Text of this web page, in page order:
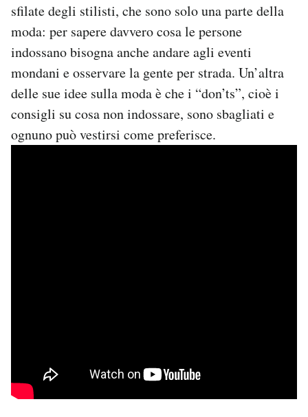
sfilate degli stilisti, che sono solo una parte della
moda: per sapere davvero cosa le persone
indossano bisogna anche andare agli eventi
mondani e osservare la gente per strada. Un’altra
delle sue idee sulla moda è che i “don’ts”, cioè i
consigli su cosa non indossare, sono sbagliati e
ognuno può vestirsi come preferisce.